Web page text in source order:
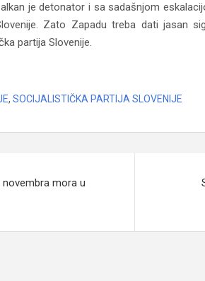
je detonator i sa sadašnjom
Zato Zapadu treba dati jasan
partija Slovenije.
, SOCIJALISTIČKA PARTIJA SLOVENIJE
novembra mora u